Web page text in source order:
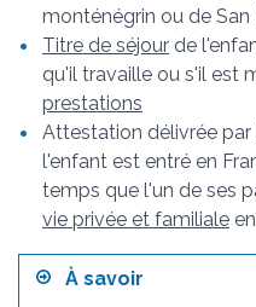
monténégrin ou de San
Titre de séjour de
qu'il travaille ou s'il est
prestations
Attestation délivrée
l'enfant est entré en
temps que l'un de ses
vie privée et familiale
À savoir